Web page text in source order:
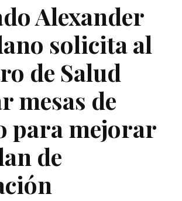
Alexander
solicita al
de Salud
mesas de
para mejorar
de